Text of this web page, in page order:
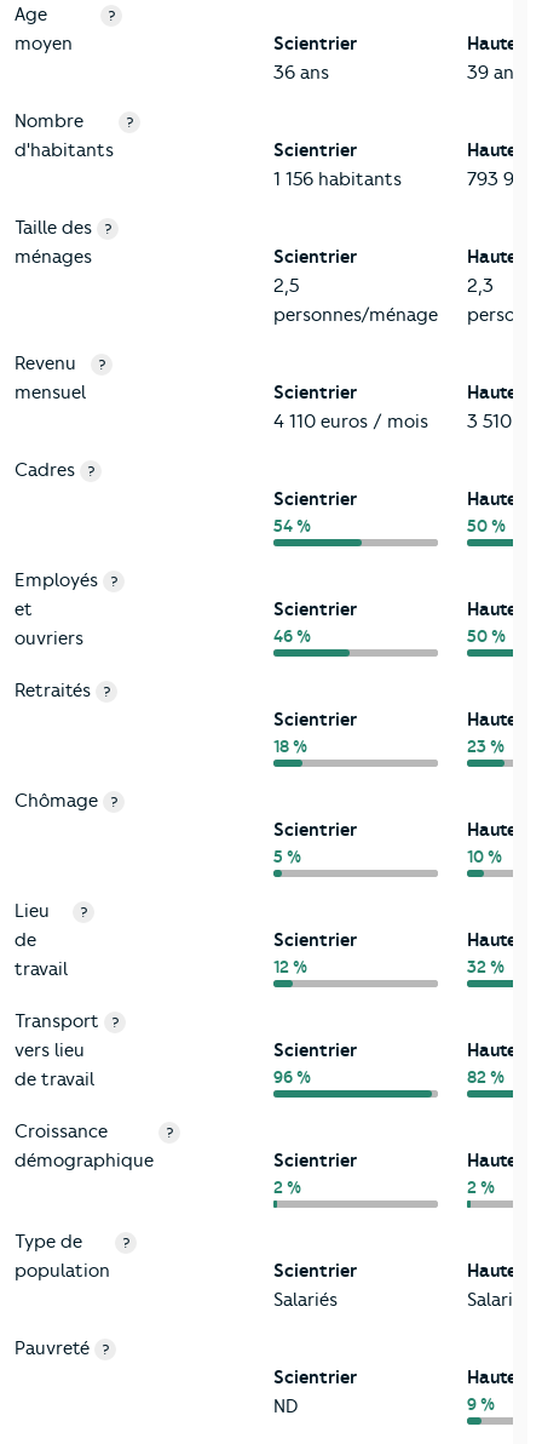
Age
moyen
?
Scientrier
36 ans
Haute-
39 ans
Nombre
d'habitants
?
Scientrier
1 156 habitants
Haute-
793
Taille des
ménages
?
Scientrier
2,5
personnes/ménage
Haute-
2,3
Revenu
mensuel
?
Scientrier
4 110 euros / mois
Haute-
3 510
Cadres ?
Scientrier
54 %
Haute-
50 %
Employés
et
ouvriers
?
Scientrier
46 %
Haute-
50 %
Retraités ?
Scientrier
18 %
Haute-
23 %
Chômage ?
Scientrier
5 %
Haute-
10 %
Lieu
de
travail
?
Scientrier
12 %
Haute-
32 %
Transport
vers lieu
de travail
?
Scientrier
96 %
Haute-
82 %
Croissance
démographique
?
Scientrier
2 %
Haute-
2 %
Type de
population
?
Scientrier
Salariés
Haute-
Salariés
Pauvreté ?
Scientrier
ND
Haute-
9 %